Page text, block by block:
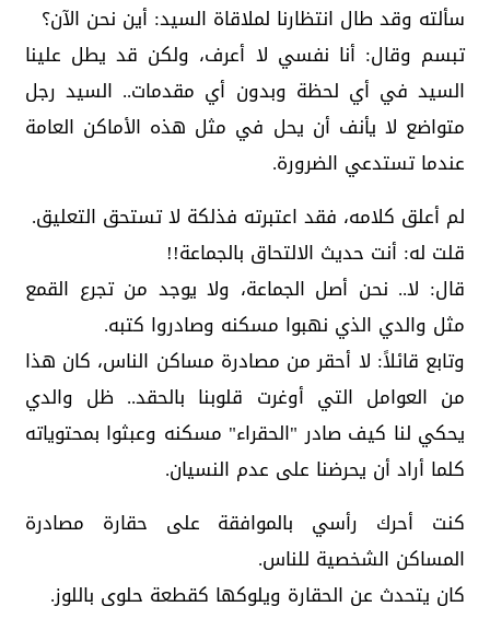
سألته وقد طال انتظارنا لملاقاة السيد: أين نحن الآن؟
تبسم وقال: أنا نفسي لا أعرف، ولكن قد يطل علينا
السيد في أي لحظة وبدون أي مقدمات.. السيد رجل
متواضع لا يأنف أن يحل في مثل هذه الأماكن العامة
عندما تستدعي الضرورة.
لم أعلق كلامه، فقد اعتبرته فذلكة لا تستحق التعليق.
قلت له: أنت حديث الالتحاق بالجماعة!!
قال: لا.. نحن أصل الجماعة، ولا يوجد من تجرع القمع
مثل والدي الذي نهبوا مسكنه وصادروا كتبه.
وتابع قائلاً: لا أحقر من مصادرة مساكن الناس، كان هذا
من العوامل التي أوغرت قلوبنا بالحقد.. ظل والدي
يحكي لنا كيف صادر "الحقراء" مسكنه وعبثوا بمحتوياته
كلما أراد أن يحرضنا على عدم النسيان.
كنت أحرك رأسي بالموافقة على حقارة مصادرة
المساكن الشخصية للناس.
كان يتحدث عن الحقارة ويلوكها كقطعة حلوى باللوز.